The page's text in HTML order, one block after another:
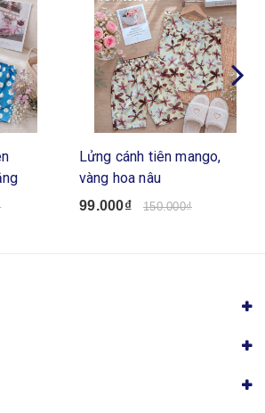
Lửng cánh tiên mango,
vàng hoa nâu
99.000₫ 150.000₫